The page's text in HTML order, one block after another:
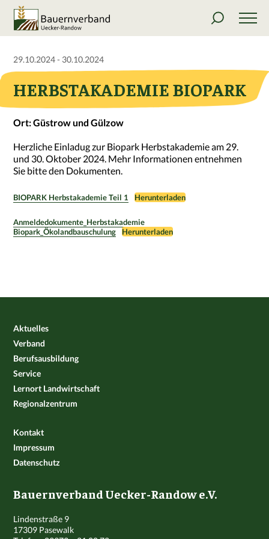
29.10.2024 - 30.10.2024
HERBSTAKADEMIE BIOPARK
Ort: Güstrow und Gülzow
Herzliche Einladug zur Biopark Herbstakademie am 29.
und 30. Oktober 2024. Mehr Informationen entnehmen
Sie bitte den Dokumenten.
BIOPARK Herbstakademie Teil 1 Herunterladen
Anmeldedokumente_Herbstakademie
Biopark_Ökolandbauschulung
Herunterladen
Aktuelles
Verband
Berufsausbildung
Service
Lernort Landwirtschaft
Regionalzentrum
Kontakt
Impressum
Datenschutz
Bauernverband Uecker-Randow e.V.
Lindenstraße 9
17309 Pasewalk